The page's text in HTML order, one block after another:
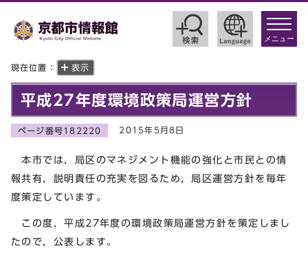
toggle
メニュー
現在位置： 表示
平成27年度環境政策局運営方針
ページ番号182220 2015年5月8日
本市では，局区のマネジメント機能の強化と市民との情
報共有，説明責任の充実を図るため，局区運営方針を毎年
度策定しています。
この度，平成27年度の環境政策局運営方針を策定しまし
たので，公表します。